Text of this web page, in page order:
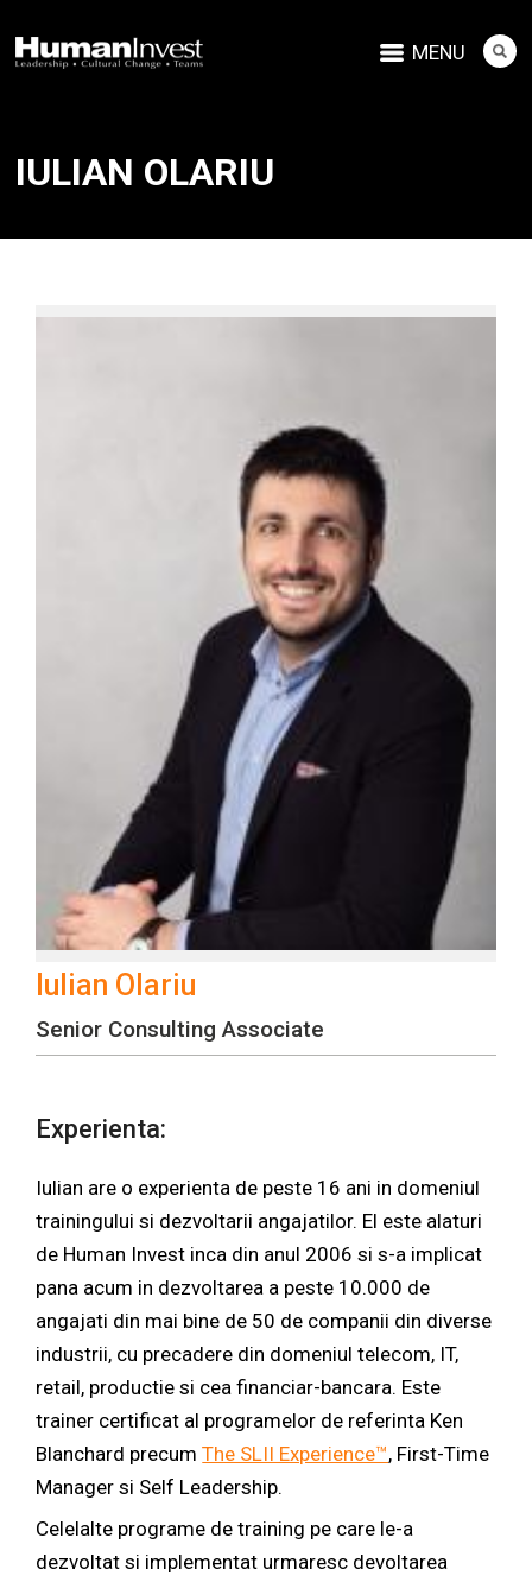
MENU
IULIAN OLARIU
Iulian Olariu
Senior Consulting Associate
Experienta:
Iulian are o experienta de peste 16 ani in domeniul
trainingului si dezvoltarii angajatilor. El este alaturi
de Human Invest inca din anul 2006 si s-a implicat
pana acum in dezvoltarea a peste 10.000 de
angajati din mai bine de 50 de companii din diverse
industrii, cu precadere din domeniul telecom, IT,
retail, productie si cea financiar-bancara. Este
trainer certificat al programelor de referinta Ken
Blanchard precum The SLII Experience™, First-Time
Manager si Self Leadership.
Celelalte programe de training pe care le-a
dezvoltat si implementat urmaresc devoltarea